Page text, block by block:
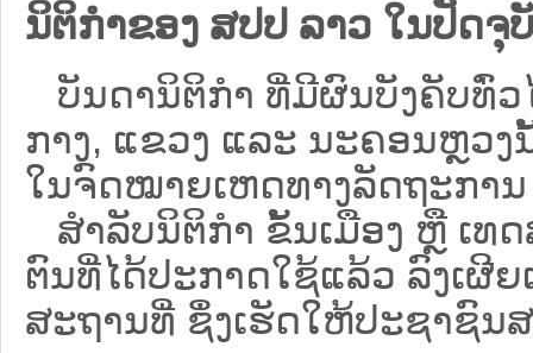
ນິຕິກຳຂອງ ສປປ ລາວ ໃນປັດ
ບັນດານິຕິກໍາ ທີ່ມີຜົນບັງຄັບທົ່
ກາງ, ແຂວງ ແລະ ນະຄອນຫຼວ
ໃນຈົດໝາຍເຫດທາງລັດຖະການ
ສຳລັບນິ​ຕິ​ກຳ ຂັ້ນເມືອງ ຫຼື ເທ
ຕົນທີ່ໄດ້ປະກາດໃຊ້ແລ້ວ ລົງ​ເຜີ
ສະຖານທີ່ ຊຶ່ງເຮັດໃຫ້ປະຊາຊົນສ